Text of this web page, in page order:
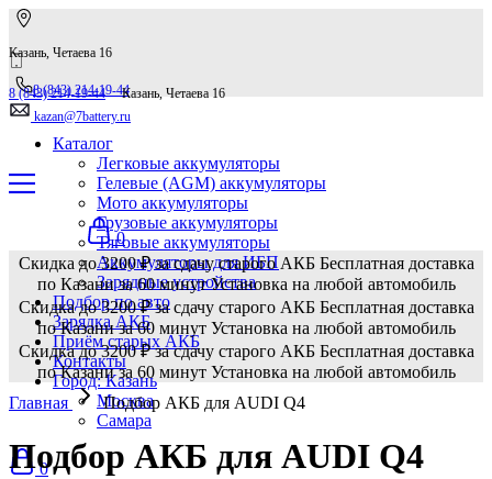
Казань, Четаева 16
8 (843) 214-19-44
kazan@7battery.ru
8 (843) 214-19-44Казань, Четаева 16
Каталог
Легковые аккумуляторы
Гелевые (AGM) аккумуляторы
Мото аккумуляторы
Грузовые аккумуляторы
Тяговые аккумуляторы
Аккумуляторы для ИБП
Зарядные устройства
Подбор по авто
Зарядка АКБ
Приём старых АКБ
Контакты
Город: Казань
Москва
Самара
0
0
Скидка до 3200 ₽ за сдачу старого АКБ Бесплатная доставка
по Казани за 60 минут Установка на любой автомобиль
Скидка до 3200 ₽ за сдачу старого АКБ Бесплатная доставка
по Казани за 60 минут Установка на любой автомобиль
Скидка до 3200 ₽ за сдачу старого АКБ Бесплатная доставка
по Казани за 60 минут Установка на любой автомобиль
Главная
Подбор АКБ для AUDI Q4
Подбор АКБ для AUDI Q4